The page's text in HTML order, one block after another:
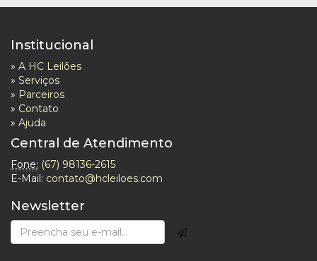
Institucional
» A HC Leilões
» Serviços
» Parceiros
» Contato
» Ajuda
Central de Atendimento
Fone: (67) 98136-2615
E-Mail: contato@hcleiloes.com
Newsletter